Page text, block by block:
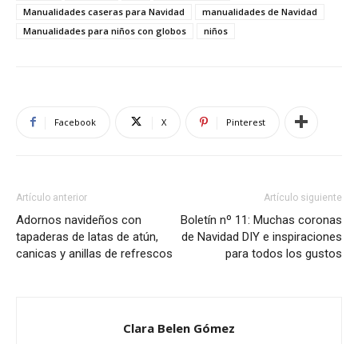
Manualidades caseras para Navidad
manualidades de Navidad
Manualidades para niños con globos
niños
Facebook X Pinterest
Artículo anterior
Adornos navideños con
tapaderas de latas de atún,
canicas y anillas de refrescos
Artículo siguiente
Boletín nº 11: Muchas coronas
de Navidad DIY e inspiraciones
para todos los gustos
Clara Belen Gómez